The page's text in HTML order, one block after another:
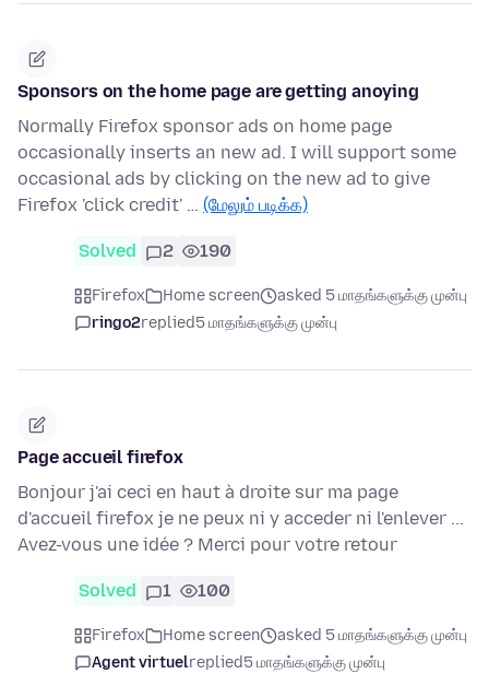
Sponsors on the home page are getting anoying
Normally Firefox sponsor ads on home page
occasionally inserts an new ad. I will support some
occasional ads by clicking on the new ad to give
Firefox 'click credit' … (மேலும் படிக்க)
Solved 2 190
Firefox Home screen
asked 5 மாதங்களுக்கு முன்பு
ringo2replied5 மாதங்களுக்கு முன்பு
Page accueil firefox
Bonjour j'ai ceci en haut à droite sur ma page
d'accueil firefox je ne peux ni y acceder ni l'enlever ...
Avez-vous une idée ? Merci pour votre retour
Solved 1 100
Firefox Home screen
asked 5 மாதங்களுக்கு முன்பு
Agent virtuelreplied5 மாதங்களுக்கு முன்பு